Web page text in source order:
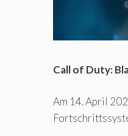
Call of Duty:
Am 14. April